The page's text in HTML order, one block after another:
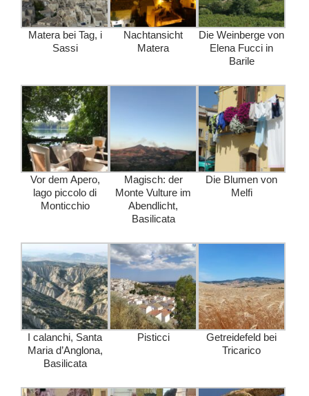
Matera bei Tag, i
Sassi
Nachtansicht
Matera
Die Weinberge von
Elena Fucci in
Barile
Vor dem Apero,
lago piccolo di
Monticchio
Magisch: der
Monte Vulture im
Abendlicht,
Basilicata
Die Blumen von
Melfi
I calanchi, Santa
Maria d’Anglona,
Basilicata
Pisticci
Getreidefeld bei
Tricarico